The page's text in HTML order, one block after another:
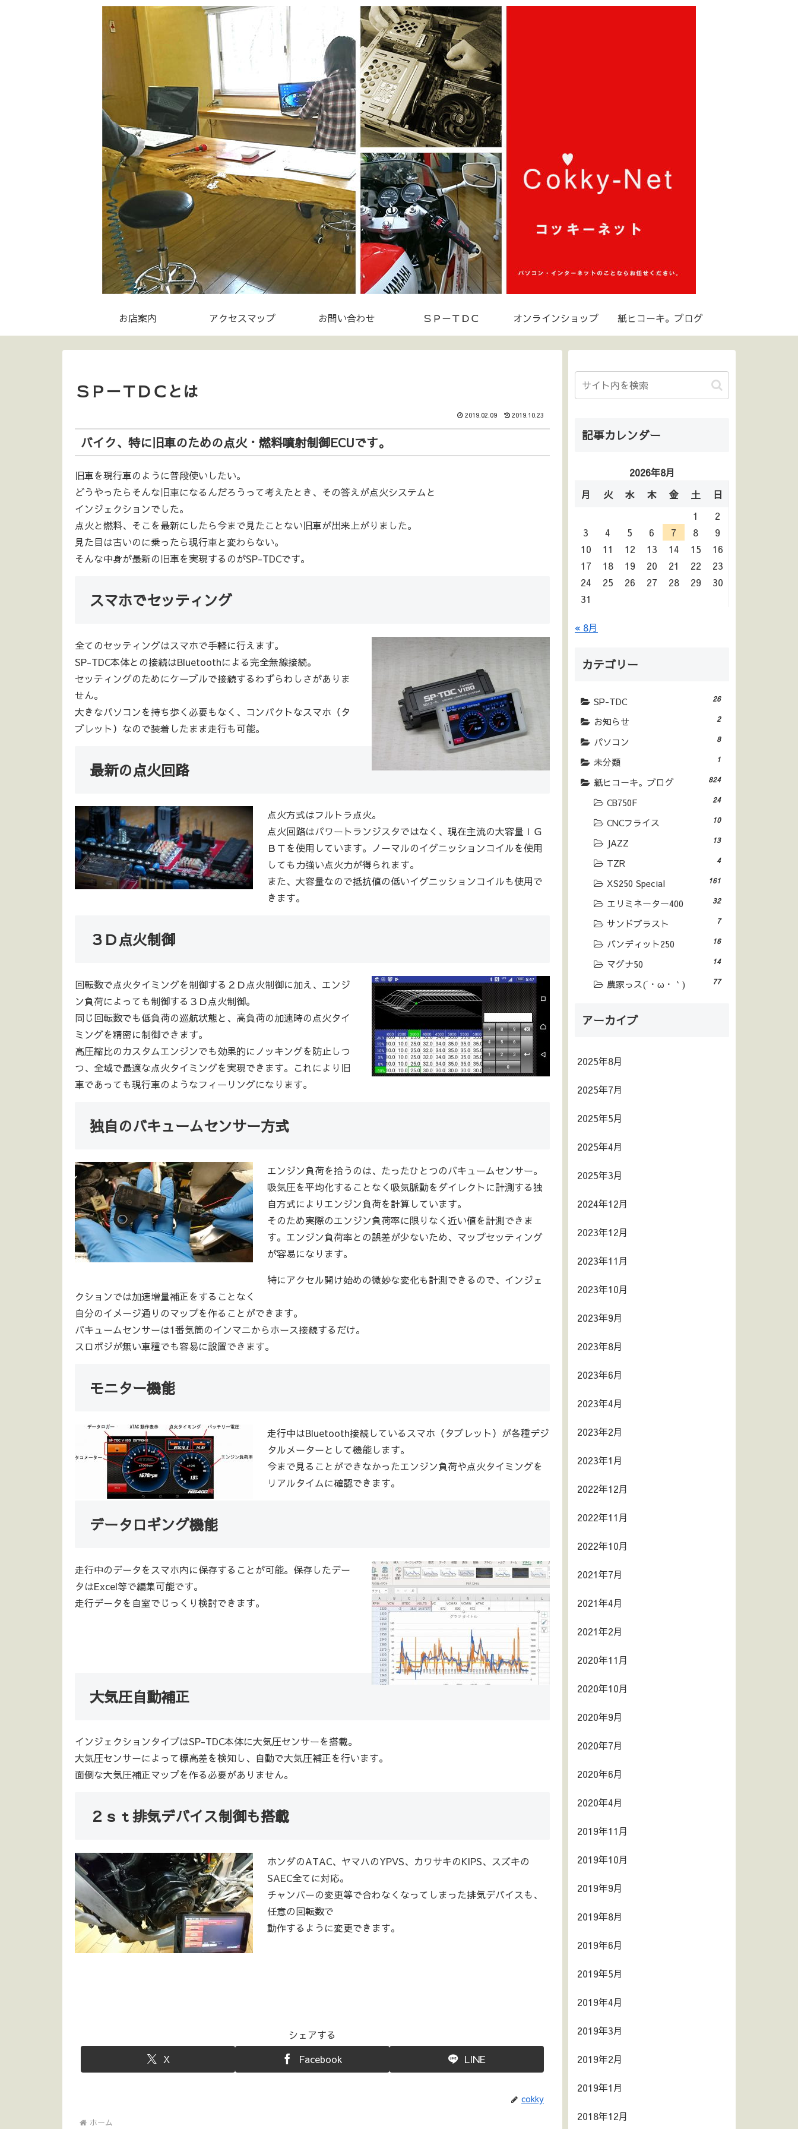
お店案内 アクセスマップ お問い合わせ ＳＰ－ＴＤＣ オンラインショップ 紙ヒコーキ。ブログ
ＳＰ－ＴＤＣとは
2019.02.09 2019.10.23
バイク、特に旧車のための点火・燃料噴射制御ECUです。
旧車を現行車のように普段使いしたい。
どうやったらそんな旧車になるんだろうって考えたとき、その答えが点火システムと
インジェクションでした。
点火と燃料、そこを最新にしたら今まで見たことない旧車が出来上がりました。
見た目は古いのに乗ったら現行車と変わらない。
そんな中身が最新の旧車を実現するのがSP-TDCです。
スマホでセッティング
全てのセッティングはスマホで手軽に行えます。
SP-TDC本体との接続はBluetoothによる完全無線接続。
セッティングのためにケーブルで接続するわずらわしさがありま
せん。
大きなパソコンを持ち歩く必要もなく、コンパクトなスマホ（タ
ブレット）なので装着したまま走行も可能。
最新の点火回路
点火方式はフルトラ点火。
点火回路はパワートランジスタではなく、現在主流の大容量ＩＧ
ＢＴを使用しています。ノーマルのイグニッションコイルを使用
しても力強い点火力が得られます。
また、大容量なので抵抗値の低いイグニッションコイルも使用で
きます。
３Ｄ点火制御
回転数で点火タイミングを制御する２Ｄ点火制御に加え、エンジ
ン負荷によっても制御する３Ｄ点火制御。
同じ回転数でも低負荷の巡航状態と、高負荷の加速時の点火タイ
ミングを精密に制御できます。
高圧縮比のカスタムエンジンでも効果的にノッキングを防止しつ
つ、全域で最適な点火タイミングを実現できます。これにより旧
車であっても現行車のようなフィーリングになります。
独自のバキュームセンサー方式
エンジン負荷を拾うのは、たったひとつのバキュームセンサー。
吸気圧を平均化することなく吸気脈動をダイレクトに計測する独
自方式によりエンジン負荷を計算しています。
そのため実際のエンジン負荷率に限りなく近い値を計測できま
す。エンジン負荷率との誤差が少ないため、マップセッティング
が容易になります。
特にアクセル開け始めの微妙な変化も計測できるので、インジェ
クションでは加速増量補正をすることなく
自分のイメージ通りのマップを作ることができます。
バキュームセンサーは1番気筒のインマニからホース接続するだけ。
スロポジが無い車種でも容易に設置できます。
モニター機能
走行中はBluetooth接続しているスマホ（タブレット）が各種デジ
タルメーターとして機能します。
今まで見ることができなかったエンジン負荷や点火タイミングを
リアルタイムに確認できます。
データロギング機能
走行中のデータをスマホ内に保存することが可能。保存したデー
タはExcel等で編集可能です。
走行データを自室でじっくり検討できます。
大気圧自動補正
インジェクションタイプはSP-TDC本体に大気圧センサーを搭載。
大気圧センサーによって標高差を検知し、自動で大気圧補正を行います。
面倒な大気圧補正マップを作る必要がありません。
２ｓｔ排気デバイス制御も搭載
ホンダのATAC、ヤマハのYPVS、カワサキのKIPS、スズキの
SAEC全てに対応。
チャンバーの変更等で合わなくなってしまった排気デバイスも、
任意の回転数で
動作するように変更できます。
シェアする
X
Facebook LINE
cokky
ホーム
記事カレンダー
2026年8月
月
火 水 木 金 土
日
1
2
3
4 5 6 7 8
9
10
11 12 13 14 15
16
17
18 19 20 21 22
23
24
25 26 27 28 29
30
31
« 8月
カテゴリー
SP-TDC 26
お知らせ 2
パソコン 8
未分類 1
紙ヒコーキ。ブログ 824
CB750F 24
CNCフライス 10
JAZZ 13
TZR 4
XS250 Special 161
エリミネーター400 32
サンドブラスト 7
バンディット250 16
マグナ50 14
農家っス(´・ω・｀) 77
アーカイブ
2025年8月
2025年7月
2025年5月
2025年4月
2025年3月
2024年12月
2023年12月
2023年11月
2023年10月
2023年9月
2023年8月
2023年6月
2023年4月
2023年2月
2023年1月
2022年12月
2022年11月
2022年10月
2021年7月
2021年4月
2021年2月
2020年11月
2020年10月
2020年9月
2020年7月
2020年6月
2020年4月
2019年11月
2019年10月
2019年9月
2019年8月
2019年6月
2019年5月
2019年4月
2019年3月
2019年2月
2019年1月
2018年12月